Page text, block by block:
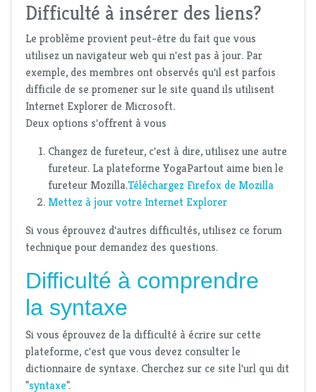
Difficulté à insérer des liens?
Le problème provient peut-être du fait que vous
utilisez un navigateur web qui n'est pas à jour. Par
exemple, des membres ont observés qu'il est parfois
difficile de se promener sur le site quand ils utilisent
Internet Explorer de Microsoft.
Deux options s'offrent à vous
Changez de fureteur, c'est à dire, utilisez une autre
fureteur. La plateforme YogaPartout aime bien le
fureteur Mozilla.Téléchargez Firefox de Mozilla
Mettez à jour votre Internet Explorer
Si vous éprouvez d'autres difficultés, utilisez ce forum
technique pour demandez des questions.
Difficulté à comprendre
la syntaxe
Si vous éprouvez de la difficulté à écrire sur cette
plateforme, c'est que vous devez consulter le
dictionnaire de syntaxe. Cherchez sur ce site l'url qui dit
"syntaxe".